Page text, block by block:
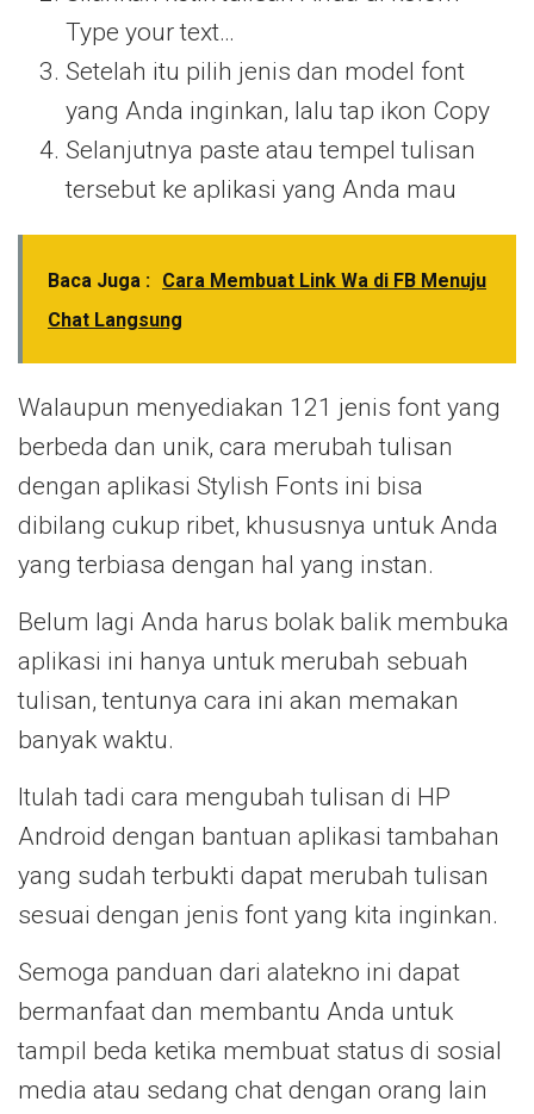
Type your text…
Setelah itu pilih jenis dan model font
yang Anda inginkan, lalu tap ikon Copy
Selanjutnya paste atau tempel tulisan
tersebut ke aplikasi yang Anda mau
Baca Juga : Cara Membuat Link Wa di FB Menuju
Chat Langsung
Walaupun menyediakan 121 jenis font yang
berbeda dan unik, cara merubah tulisan
dengan aplikasi Stylish Fonts ini bisa
dibilang cukup ribet, khususnya untuk Anda
yang terbiasa dengan hal yang instan.
Belum lagi Anda harus bolak balik membuka
aplikasi ini hanya untuk merubah sebuah
tulisan, tentunya cara ini akan memakan
banyak waktu.
Itulah tadi cara mengubah tulisan di HP
Android dengan bantuan aplikasi tambahan
yang sudah terbukti dapat merubah tulisan
sesuai dengan jenis font yang kita inginkan.
Semoga panduan dari alatekno ini dapat
bermanfaat dan membantu Anda untuk
tampil beda ketika membuat status di sosial
media atau sedang chat dengan orang lain